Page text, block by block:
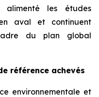
alimenté les études
aval et continuent
du plan global
référence achevés
environnementale et